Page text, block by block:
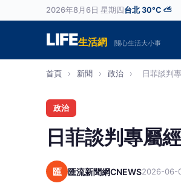
2026年8月6日 星期四 台北 30°C ⛅
LIFE生活網 關心生活大小事
首頁 › 新聞 › 政治 › 日菲談判
政治
日菲談判專屬
匯 匯流新聞網CNEWS2026-06-